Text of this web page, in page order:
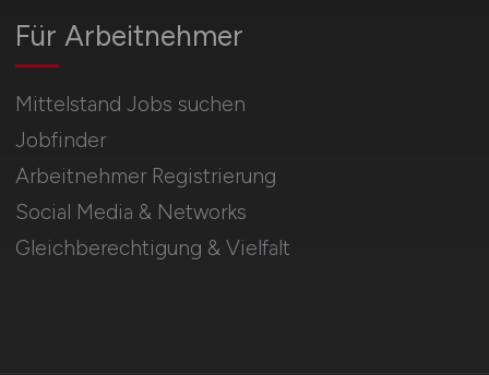
Für Arbeitnehmer
Mittelstand Jobs suchen
Jobfinder
Arbeitnehmer Registrierung
Social Media & Networks
Gleichberechtigung & Vielfalt